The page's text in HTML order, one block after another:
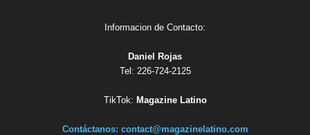
Informacion de Contacto:
Daniel Rojas
Tel: 226-724-2125
TikTok: Magazine Latino
Contáctanos: contact@magazinelatino.com